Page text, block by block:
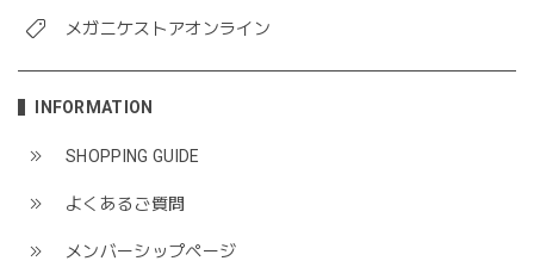
メガニケストアオンライン
INFORMATION
SHOPPING GUIDE
よくあるご質問
メンバーシップページ